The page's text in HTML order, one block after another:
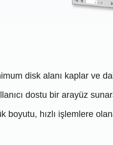
disk alanı kaplar ve
dostu bir arayüz
boyutu, hızlı işlemlere